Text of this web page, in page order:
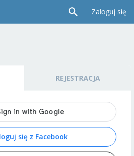
Zaloguj się
REJESTRACJA
się z Facebook